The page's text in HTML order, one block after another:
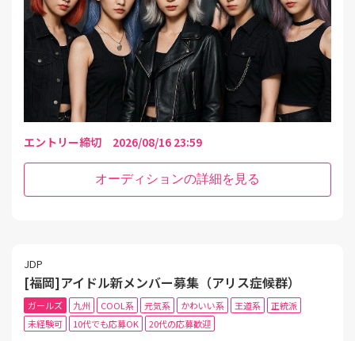
エントリー締切 2026/08/16 23:59
オーディションの詳細を見る
JDP
[福岡]アイドル新メンバー募集（アリス症候群）
ガールズ 九州 COOL系 元気系 かわいい系 王道系
正統派
未経験可
10代でも応募OK 20代の応募歓迎